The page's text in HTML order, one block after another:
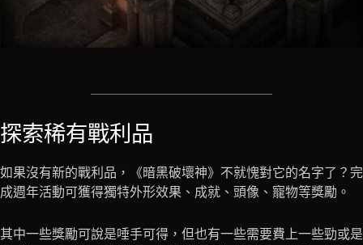
探索稀有戰利品
如果沒有新的戰利品，《暗黑破壞神》不就愧對它的名字了？完
成週年活動可獲得獨特外形效果、成就、頭像、寵物等獎勵。
其中一些獎勵可說是唾手可得，但也有一些需要費上一些勁或是